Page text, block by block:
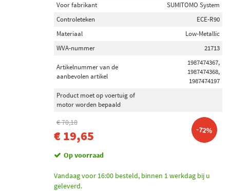
Voor fabrikant
SUMITOMO System
Controleteken
ECE-R90
Materiaal
Low-Metallic
WVA-nummer
21713
Artikelnummer van de
aanbevolen artikel
1987474367,
1987474368,
1987474197
Product moet op voertuig of
motor worden bepaald
€ 70,18
€ 19,65 -72%
Op voorraad
Vandaag voor 16:00 besteld, binnen 1 werkdag bij u
geleverd.